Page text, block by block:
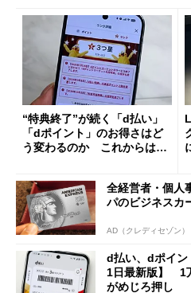
“特典終了”が続く「d払い」
「dポイント」のお得さはど
う変わるのか これからは
全経営者・個人
パのビジネスカ
AD（クレディセゾン）
d払い、dポイン
1日最新版】 1
がめじろ押し